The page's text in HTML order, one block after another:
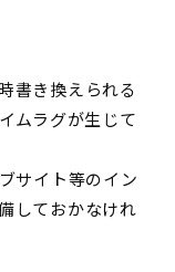
書き換えられる
ムラグが生じて
サイト等のイン
しておかなけれ